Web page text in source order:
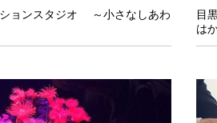
ョンスタジオ ～小さなしあわ
目
は